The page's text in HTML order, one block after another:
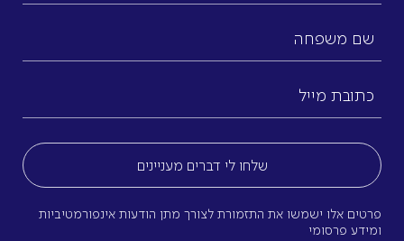
משפחה
מייל
פרטים אלו ישמשו את התזמורת לצורך מתן הודעות אינפורמטיביות
ומידע פרסומי